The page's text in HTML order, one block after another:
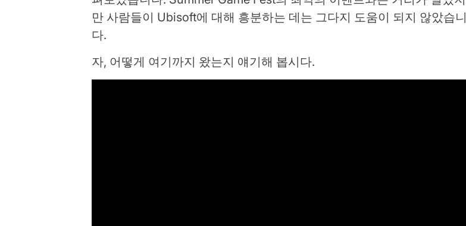
만 사람들이 Ubisoft에 대해 흥분하는 데는 그다지 도움이 되지 않았습니
다.
자, 어떻게 여기까지 왔는지 얘기해 봅시다.